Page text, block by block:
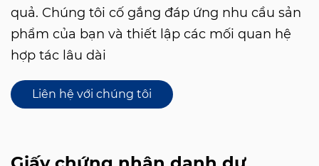
quả. Chúng tôi cố gắng đáp ứng nhu cầu sản
phẩm của bạn và thiết lập các mối quan hệ
hợp tác lâu dài
Liên hệ với chúng tôi